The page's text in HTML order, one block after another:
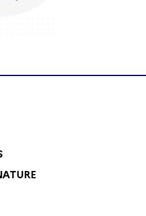
L